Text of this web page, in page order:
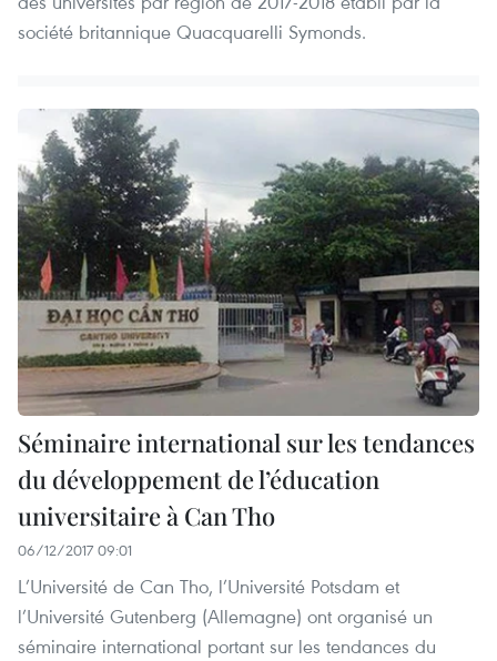
société britannique Quacquarelli Symonds.
Séminaire international sur les tendances
du développement de l’éducation
universitaire à Can Tho
06/12/2017 09:01
L’Université de Can Tho, l’Université Potsdam et
l’Université Gutenberg (Allemagne) ont organisé un
séminaire international portant sur les tendances du